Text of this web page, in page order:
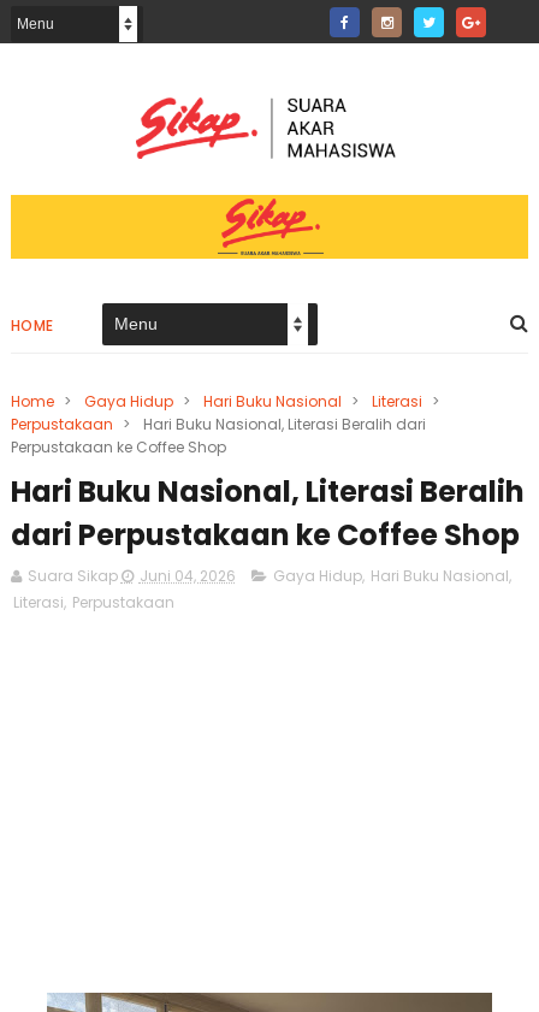
HOME
Home > Gaya Hidup > Hari Buku Nasional > Literasi >
Perpustakaan >
Hari Buku Nasional, Literasi Beralih dari
Perpustakaan ke Coffee Shop
Hari Buku Nasional, Literasi Beralih
dari Perpustakaan ke Coffee Shop
Suara Sikap Juni 04, 2026 Gaya Hidup, Hari Buku Nasional,
Literasi, Perpustakaan